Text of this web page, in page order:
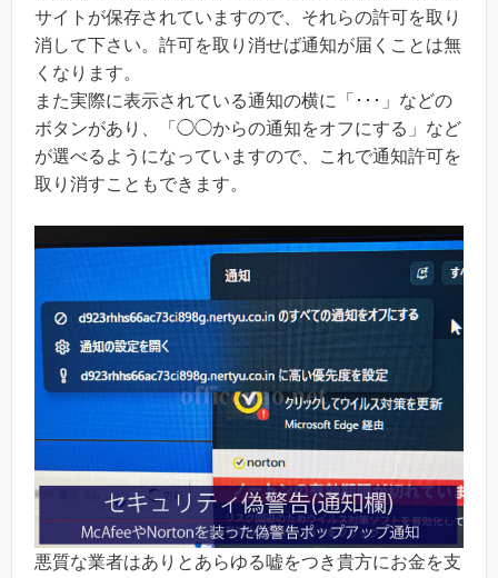
サイトが保存されていますので、それらの許可を取り
消して下さい。許可を取り消せば通知が届くことは無
くなります。
また実際に表示されている通知の横に「･･･」などの
ボタンがあり、「◯◯からの通知をオフにする」など
が選べるようになっていますので、これで通知許可を
取り消すこともできます。
悪質な業者はありとあらゆる嘘をつき貴方にお金を支